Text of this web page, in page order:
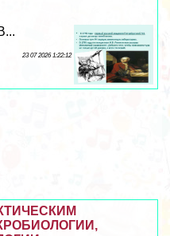
23 07 2026 1:22:12